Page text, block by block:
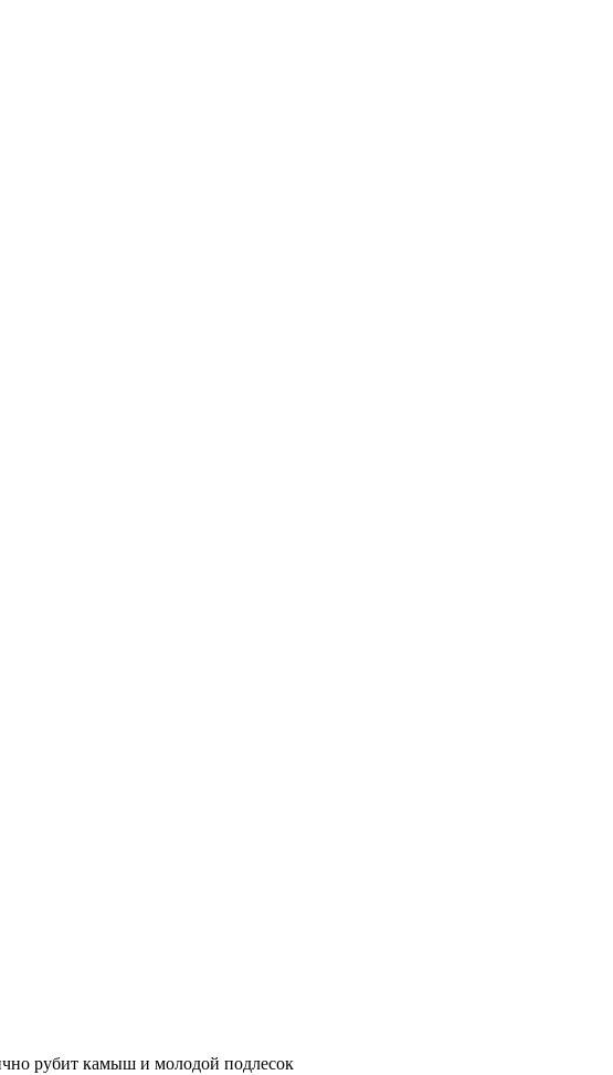
рубит камыш и молодой подлесок